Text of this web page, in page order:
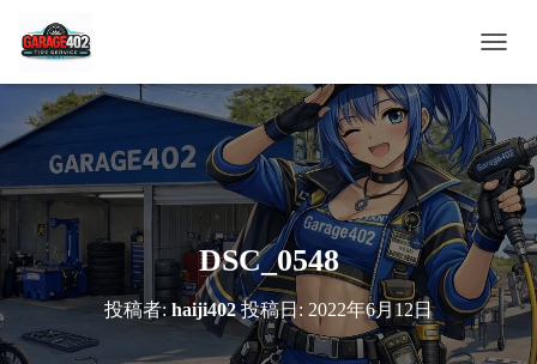
ビ
ー
シ
ョ
ン
を
切
り
替
え
DSC_0548
投稿者: haiji402投稿日: 2022年6月12日